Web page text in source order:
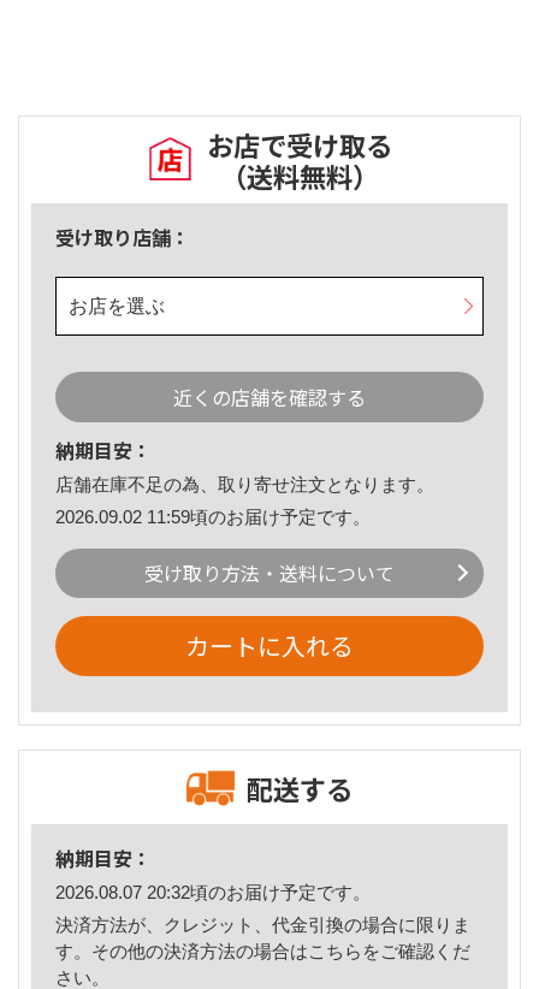
お店で受け取る
（送料無料）
受け取り店舗：
お店を選ぶ
近くの店舗を確認する
納期目安：
店舗在庫不足の為、取り寄せ注文となります。
2026.09.02 11:59頃のお届け予定です。
受け取り方法・送料について
カートに入れる
配送する
納期目安：
2026.08.07 20:32頃のお届け予定です。
決済方法が、クレジット、代金引換の場合に限りま
す。その他の決済方法の場合はこちら をご確認くだ
さい。